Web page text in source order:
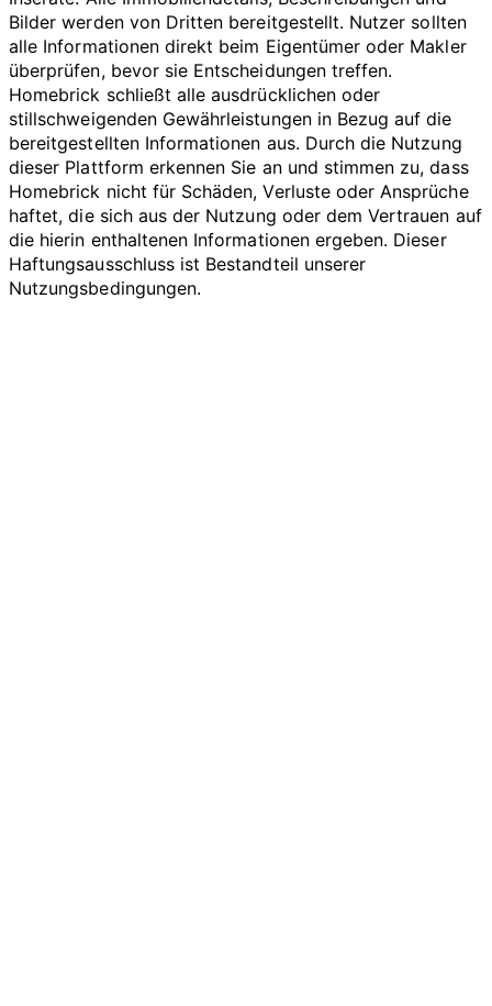
Bilder werden von Dritten bereitgestellt. Nutzer sollten
alle Informationen direkt beim Eigentümer oder Makler
überprüfen, bevor sie Entscheidungen treffen.
Homebrick schließt alle ausdrücklichen oder
stillschweigenden Gewährleistungen in Bezug auf die
bereitgestellten Informationen aus. Durch die Nutzung
dieser Plattform erkennen Sie an und stimmen zu, dass
Homebrick nicht für Schäden, Verluste oder Ansprüche
haftet, die sich aus der Nutzung oder dem Vertrauen auf
die hierin enthaltenen Informationen ergeben. Dieser
Haftungsausschluss ist Bestandteil unserer
Nutzungsbedingungen.